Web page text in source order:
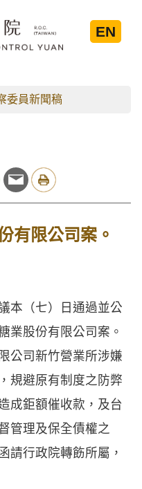
EN
委員新聞稿
有限公司案。
本（七）日通過並公
業股份有限公司案。
公司新竹營業所涉嫌
規避原有制度之防弊
成鉅額催收款，及台
管理及保全債權之
請行政院轉飭所屬，